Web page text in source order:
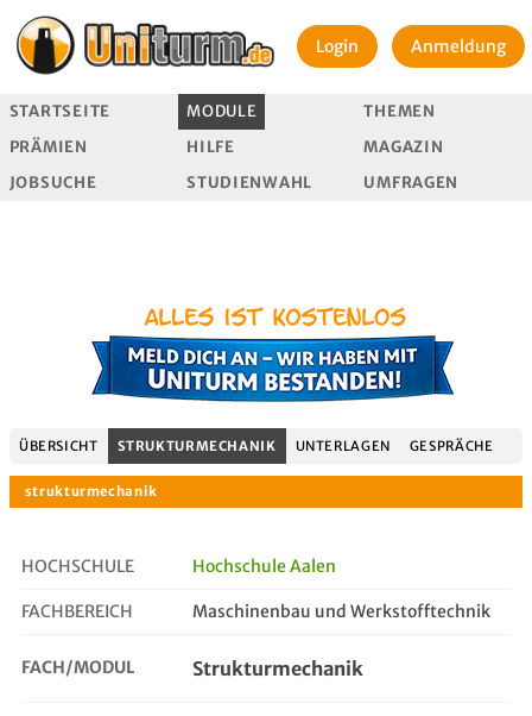
Login Anmeldung
STARTSEITE MODULE
THEMEN
PRÄMIEN
HILFE
MAGAZIN
JOBSUCHE
STUDIENWAHL UMFRAGEN
ÜBERSICHT STRUKTURMECHANIK UNTERLAGEN GESPRÄCHE
strukturmechanik
HOCHSCHULE Hochschule Aalen
FACHBEREICH Maschinenbau und Werkstofftechnik
FACH/MODUL Strukturmechanik